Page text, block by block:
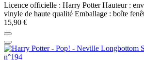
Licence officielle : Harry Potter Hauteur :
vinyle de haute qualité Emballage : boîte
15,90 €